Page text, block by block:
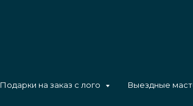
Подарки на заказ с лого Выездные